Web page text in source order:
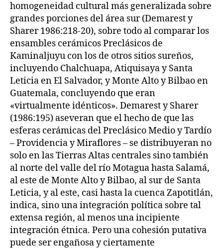
homogeneidad cultural más generalizada sobre
grandes porciones del área sur (Demarest y
Sharer 1986:218-20), sobre todo al comparar los
ensambles cerámicos Preclásicos de
Kaminaljuyu con los de otros sitios sureños,
incluyendo Chalchuapa, Atiquisaya y Santa
Leticia en El Salvador, y Monte Alto y Bilbao en
Guatemala, concluyendo que eran
«virtualmente idénticos». Demarest y Sharer
(1986:195) aseveran que el hecho de que las
esferas cerámicas del Preclásico Medio y Tardío
– Providencia y Miraflores – se distribuyeran no
solo en las Tierras Altas centrales sino también
al norte del valle del río Motagua hasta Salamá,
al este de Monte Alto y Bilbao, al sur de Santa
Leticia, y al este, casi hasta la cuenca Zapotitlán,
indica, sino una integración política sobre tal
extensa región, al menos una incipiente
integración étnica. Pero una cohesión putativa
puede ser engañosa y ciertamente